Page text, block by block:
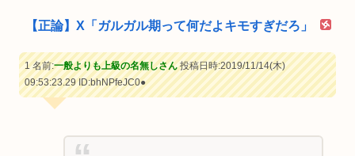
【正論】X「ガルガル期って何だよキモすぎだろ」
1 名前:一般よりも上級の名無しさん投稿日時:2019/11/14(木)
09:53:23.29ID:bhNPfeJC0●